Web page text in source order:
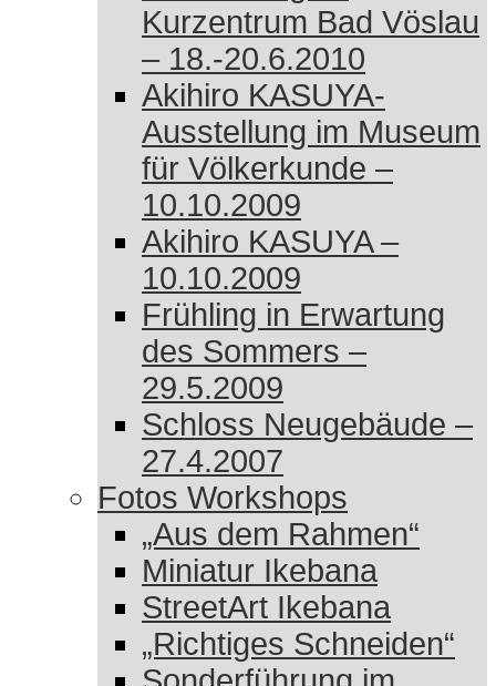
Kurzentrum Bad Vöslau
– 18.-20.6.2010
Akihiro KASUYA-
Ausstellung im Museum
für Völkerkunde –
10.10.2009
Akihiro KASUYA –
10.10.2009
Frühling in Erwartung
des Sommers –
29.5.2009
Schloss Neugebäude –
27.4.2007
Fotos Workshops
„Aus dem Rahmen“
Miniatur Ikebana
StreetArt Ikebana
„Richtiges Schneiden“